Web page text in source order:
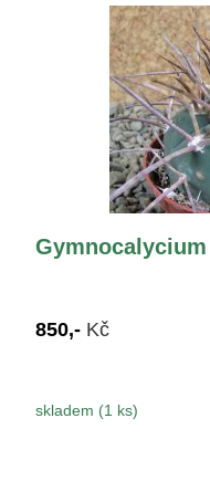
850,- Kč
skladem (1 ks)